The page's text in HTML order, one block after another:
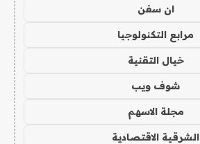
ان سفن
مرابع التكنولوجيا
خيال التقنية
شوف ويب
مجلة الاسهم
الشرقية الاقتصادية